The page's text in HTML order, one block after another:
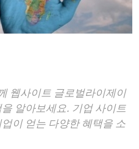
웹사이트 글로벌라이제이
알아보세요. 기업 사이트
이 얻는 다양한 혜택을 소